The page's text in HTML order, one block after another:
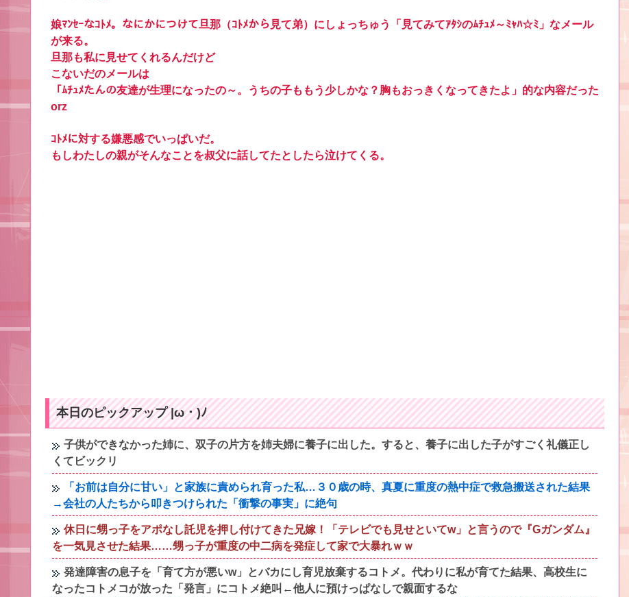
娘ﾏﾝｾｰなｺﾄﾒ。なにかにつけて旦那（ｺﾄﾒから見て弟）にしょっちゅう「見てみてｱﾀｼのﾑﾁｭﾒ～ﾐｬﾊ☆ﾐ」なメール
が来る。
旦那も私に見せてくれるんだけど
こないだのメールは
「ﾑﾁｭﾒたんの友達が生理になったの～。うちの子ももう少しかな？胸もおっきくなってきたよ」的な内容だった
orz
ｺﾄﾒに対する嫌悪感でいっぱいだ。
もしわたしの親がそんなことを叔父に話してたとしたら泣けてくる。
本日のピックアップ |ω・)ﾉ
子供ができなかった姉に、双子の片方を姉夫婦に養子に出した。すると、養子に出した子がすごく礼儀正し
くてビックリ
「お前は自分に甘い」と家族に責められ育った私…３０歳の時、真夏に重度の熱中症で救急搬送された結果
→会社の人たちから叩きつけられた「衝撃の事実」に絶句
休日に甥っ子をアポなし託児を押し付けてきた兄嫁！「テレビでも見せといてw」と言うので『Gガンダム』
を一気見させた結果……甥っ子が重度の中二病を発症して家で大暴れｗｗ
発達障害の息子を「育て方が悪いw」とバカにし育児放棄するコトメ。代わりに私が育てた結果、高校生に
なったコトメコが放った「発言」にコトメ絶叫←他人に預けっぱなしで親面するな